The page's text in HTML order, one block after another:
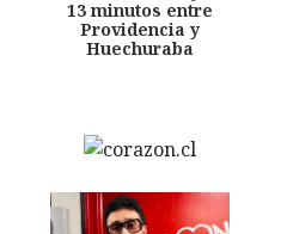
13 minutos entre
Providencia y
Huechuraba